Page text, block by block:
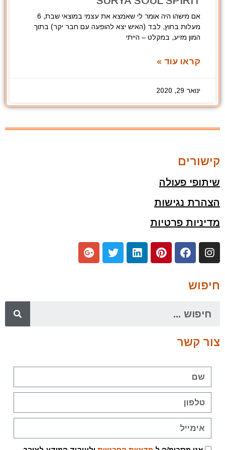
אם מישהו היה אומר לי שאמצא את עצמי במוצאי שבת, 6
מעלות בחוץ, לבד (האיש יצא להופעה עם חבר יקר) בתוך
המון מזיע, במקלט – הייתי
קראו עוד »
ינואר 29, 2020
קישורים
שיתופי פעולה
הצהרת נגישות
מדיניות פרטיות
חיפוש
צור קשר